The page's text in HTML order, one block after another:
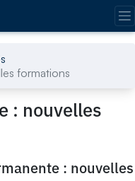
formations
: nouvelles
: nouvelles